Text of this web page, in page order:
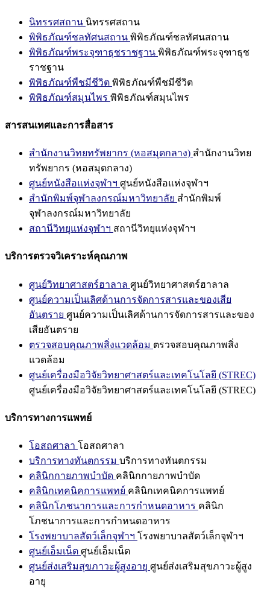
นิทรรศสถาน นิทรรศสถาน
พิพิธภัณฑ์ชลทัศนสถาน พิพิธภัณฑ์ชลทัศนสถาน
พิพิธภัณฑ์พระจุฑาธุชราชฐาน พิพิธภัณฑ์พระจุฑาธุช
ราชฐาน
พิพิธภัณฑ์พืชมีชีวิต พิพิธภัณฑ์พืชมีชีวิต
พิพิธภัณฑ์สมุนไพร พิพิธภัณฑ์สมุนไพร
สารสนเทศและการสื่อสาร
สำนักงานวิทยทรัพยากร (หอสมุดกลาง) สำนักงานวิทย
ทรัพยากร (หอสมุดกลาง)
ศูนย์หนังสือแห่งจุฬาฯ ศูนย์หนังสือแห่งจุฬาฯ
สำนักพิมพ์จุฬาลงกรณ์มหาวิทยาลัย สำนักพิมพ์
จุฬาลงกรณ์มหาวิทยาลัย
สถานีวิทยุแห่งจุฬาฯ สถานีวิทยุแห่งจุฬาฯ
บริการตรวจวิเคราะห์คุณภาพ
ศูนย์วิทยาศาสตร์ฮาลาล ศูนย์วิทยาศาสตร์ฮาลาล
ศูนย์ความเป็นเลิศด้านการจัดการสารและของเสีย
อันตราย ศูนย์ความเป็นเลิศด้านการจัดการสารและของ
เสียอันตราย
ตรวจสอบคุณภาพสิ่งแวดล้อม ตรวจสอบคุณภาพสิ่ง
แวดล้อม
ศูนย์เครื่องมือวิจัยวิทยาศาสตร์และเทคโนโลยี (STREC)
ศูนย์เครื่องมือวิจัยวิทยาศาสตร์และเทคโนโลยี (STREC)
บริการทางการแพทย์
โอสถศาลา โอสถศาลา
บริการทางทันตกรรม บริการทางทันตกรรม
คลินิกกายภาพบำบัด คลินิกกายภาพบำบัด
คลินิกเทคนิคการแพทย์ คลินิกเทคนิคการแพทย์
คลินิกโภชนาการและการกำหนดอาหาร คลินิก
โภชนาการและการกำหนดอาหาร
โรงพยาบาลสัตว์เล็กจุฬาฯ โรงพยาบาลสัตว์เล็กจุฬาฯ
ศูนย์เอ็มเน็ต ศูนย์เอ็มเน็ต
ศูนย์ส่งเสริมสุขภาวะผู้สูงอายุ ศูนย์ส่งเสริมสุขภาวะผู้สูง
อายุ